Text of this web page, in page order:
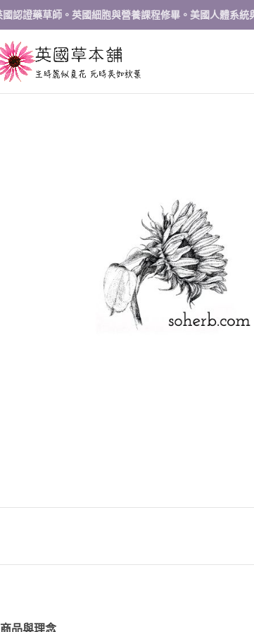
國認證藥草師。英國細胞與營養課程修畢。美國人體系
商品與理念